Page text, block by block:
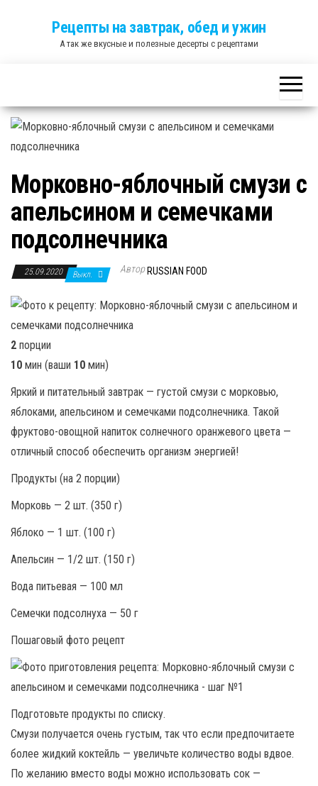
Рецепты на завтрак, обед и ужин
А так же вкусные и полезные десерты с рецептами
Морковно-яблочный смузи с
апельсином и семечками
подсолнечника
25.09.2020 Выкл. Автор RUSSIAN FOOD
2 порции
10 мин (ваши 10 мин)
Яркий и питательный завтрак — густой смузи с морковью,
яблоками, апельсином и семечками подсолнечника. Такой
фруктово-овощной напиток солнечного оранжевого цвета —
отличный способ обеспечить организм энергией!
Продукты (на 2 порции)
Морковь — 2 шт. (350 г)
Яблоко — 1 шт. (100 г)
Апельсин — 1/2 шт. (150 г)
Вода питьевая — 100 мл
Семечки подсолнуха — 50 г
Пошаговый фото рецепт
Подготовьте продукты по списку.
Смузи получается очень густым, так что если предпочитаете
более жидкий коктейль — увеличьте количество воды вдвое.
По желанию вместо воды можно использовать сок —